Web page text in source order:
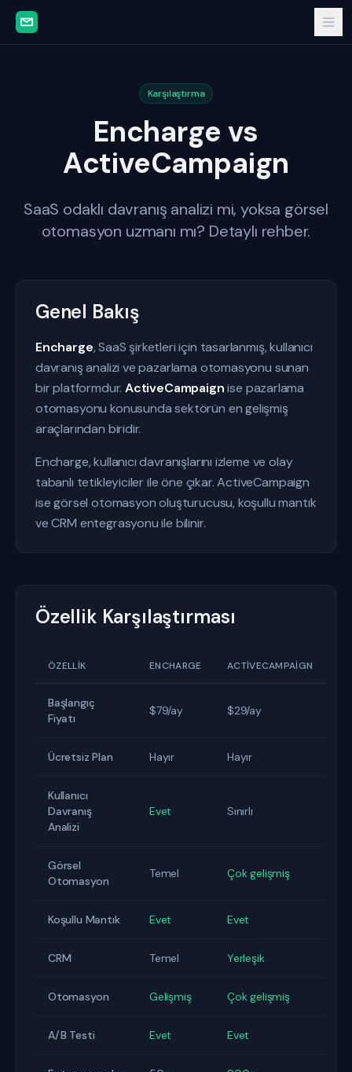
Karşılaştırma
Encharge vs
ActiveCampaign
SaaS odaklı davranış analizi mi, yoksa görsel
otomasyon uzmanı mı? Detaylı rehber.
Genel Bakış
Encharge, SaaS şirketleri için tasarlanmış, kullanıcı
davranış analizi ve pazarlama otomasyonu sunan
bir platformdur.ActiveCampaignise pazarlama
otomasyonu konusunda sektörün en gelişmiş
araçlarından biridir.
Encharge, kullanıcı davranışlarını izleme ve olay
tabanlı tetikleyiciler ile öne çıkar. ActiveCampaign
ise görsel otomasyon oluşturucusu, koşullu mantık
ve CRM entegrasyonu ile bilinir.
Özellik Karşılaştırması
ÖZELLIK ENCHARGE ACTIVECAMPAIGN
Başlangıç
Fiyatı
$79/ay $29/ay
Ücretsiz Plan Hayır Hayır
Kullanıcı
Davranış
Analizi
Evet Sınırlı
Görsel
Otomasyon
Temel Çok gelişmiş
Koşullu Mantık Evet Evet
CRM Temel Yerleşik
Otomasyon Gelişmiş Çok gelişmiş
A/B Testi Evet Evet